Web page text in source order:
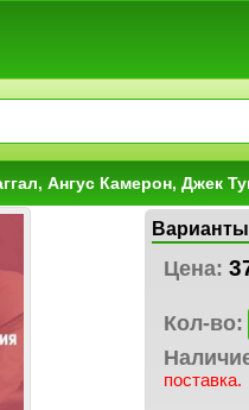
Ангус Камерон, Джек
Цена:
Кол-во:
поставка.